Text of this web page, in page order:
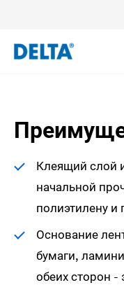
Клеящий слой
начальной
полиэтилену и
Основание
бумаги,
обеих сторон -